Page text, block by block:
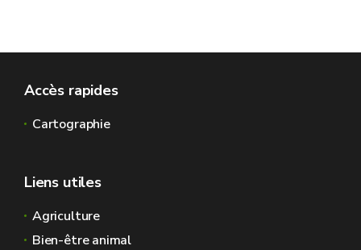
Accès rapides
Cartographie
Liens utiles
Agriculture
Bien-être animal